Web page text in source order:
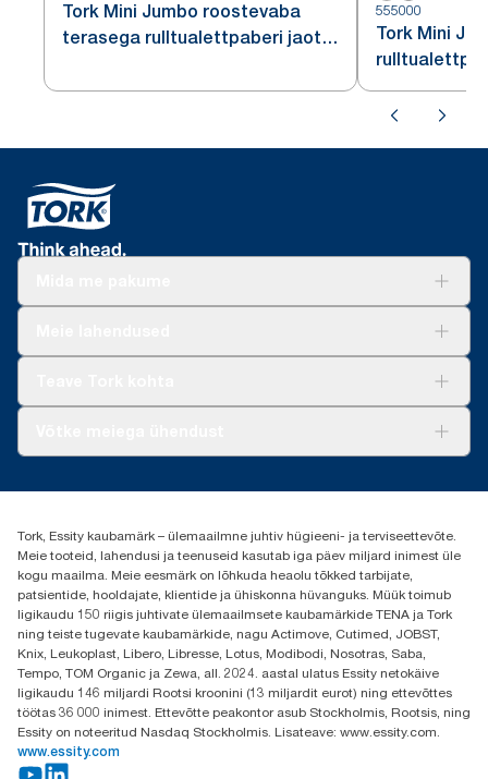
Tork Mini Jumbo roostevaba
terasega rulltualettpaberi jaotur
555000
Tork Mini
+37253322264
Leia Tork maaletooja
Essity Estonia OÜ
Reti Tee 9, Peetri alevik, Rae vald
Harju maakond
75312 Estonia
Tork, Essity kaubamärk – ülemaailmne juhtiv hügieeni- ja terviseettevõte.
Meie tooteid, lahendusi ja teenuseid kasutab iga päev miljard inimest üle
kogu maailma. Meie eesmärk on lõhkuda heaolu tõkked tarbijate,
patsientide, hooldajate, klientide ja ühiskonna hüvanguks. Müük toimub
ligikaudu 150 riigis juhtivate ülemaailmsete kaubamärkide TENA ja Tork
ning teiste tugevate kaubamärkide, nagu Actimove, Cutimed, JOBST,
Knix, Leukoplast, Libero, Libresse, Lotus, Modibodi, Nosotras, Saba,
Tempo, TOM Organic ja Zewa, all. 2024. aastal ulatus Essity netokäive
ligikaudu 146 miljardi Rootsi kroonini (13 miljardit eurot) ning ettevõttes
töötas 36 000 inimest. Ettevõtte peakontor asub Stockholmis, Rootsis, ning
Essity on noteeritud Nasdaq Stockholmis. Lisateave: www.essity.com.
www.essity.com